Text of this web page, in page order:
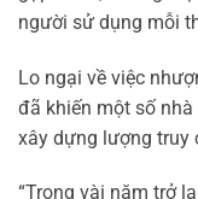
người sử dụng mỗi
Lo ngại về việc
đã khiến một số
xây dựng lượng truy
“Trong vài năm trở